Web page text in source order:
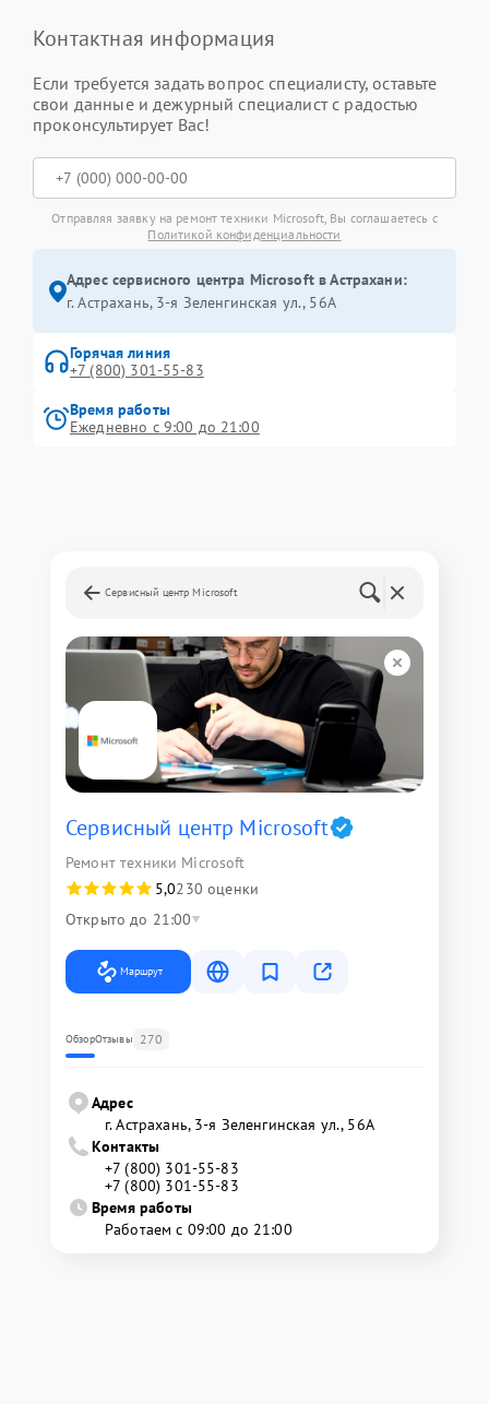
Контактная информация
Если требуется задать вопрос специалисту, оставьте
свои данные и дежурный специалист с радостью
проконсультирует Вас!
Отправляя заявку на ремонт техники Microsoft, Вы соглашаетесь с
Политикой конфиденциальности
Адрес сервисного центра Microsoft в Астрахани:
г. Астрахань, 3-я Зеленгинская ул., 56А
Горячая линия
+7 (800) 301-55-83
Время работы
Ежедневно с 9:00 до 21:00
Сервисный центр Microsoft
Сервисный центр Microsoft
Ремонт техники Microsoft
5,0230 оценки
Открыто до 21:00
Маршрут
ОбзорОтзывы 270
Адрес
г. Астрахань, 3-я Зеленгинская ул., 56А
Контакты
+7 (800) 301-55-83
+7 (800) 301-55-83
Время работы
Работаем с 09:00 до 21:00